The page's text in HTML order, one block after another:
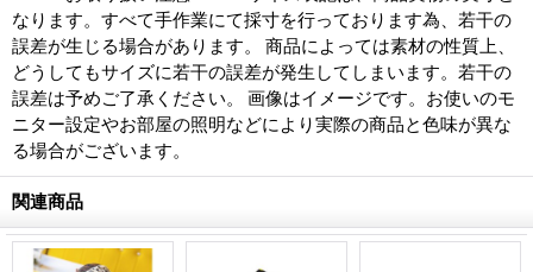
なります。すべて手作業にて採寸を行っております為、若干の
誤差が生じる場合があります。 商品によっては素材の性質上、
どうしてもサイズに若干の誤差が発生してしまいます。若干の
誤差は予めご了承ください。 画像はイメージです。お使いのモ
ニター設定やお部屋の照明などにより実際の商品と色味が異な
る場合がございます。
関連商品